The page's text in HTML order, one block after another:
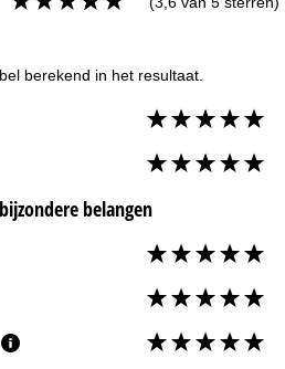
berekend in het resultaat.
belangen